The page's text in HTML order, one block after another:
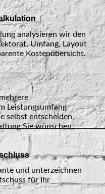
analysieren wir den
Umfang, Layout
Kostenübersicht.
Leistungsumfang
selbst entscheiden,
Sie wünschen.
und unterzeichnen
für Ihr